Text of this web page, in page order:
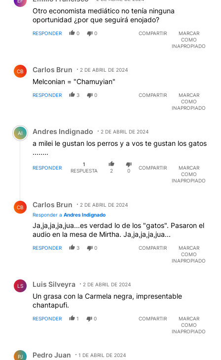
Otro economista mediático no tenía ninguna
oportunidad ¿por que seguirá enojado?
RESPONDER 0 0 COMPARTIR
MARCAR
COMO
INAPROPIADO
CB Carlos Brun 2 DE ABRIL DE 2024
Melconian = "Chamuyian"
RESPONDER 3 0 COMPARTIR
MARCAR
COMO
INAPROPIADO
Comentario de Andres Indignado.
AI Andres Indignado 2 DE ABRIL DE 2024
a milei le gustan los perros y a vos te gustan los gatos
........
RESPONDER
1
RESPUESTA
2 0
COMPARTIR
MARCAR
COMO
INAPROPIADO
CB Carlos Brun
2 DE ABRIL DE 2024
Responder a Andres Indignado
Ja,ja,ja,ja,jua...es verdad lo de los "gatos". Pasaron el
audio en la mesa de Mirtha. Ja,ja,ja,ja,jua...
RESPONDER 3 0 COMPARTIR
MARCAR
COMO
INAPROPIADO
LS Luis Silveyra 2 DE ABRIL DE 2024
Un grasa con la Carmela negra, impresentable
chantapufi.
RESPONDER 1 0 COMPARTIR
MARCAR
COMO
INAPROPIADO
PJ Pedro Juan 1 DE ABRIL DE 2024